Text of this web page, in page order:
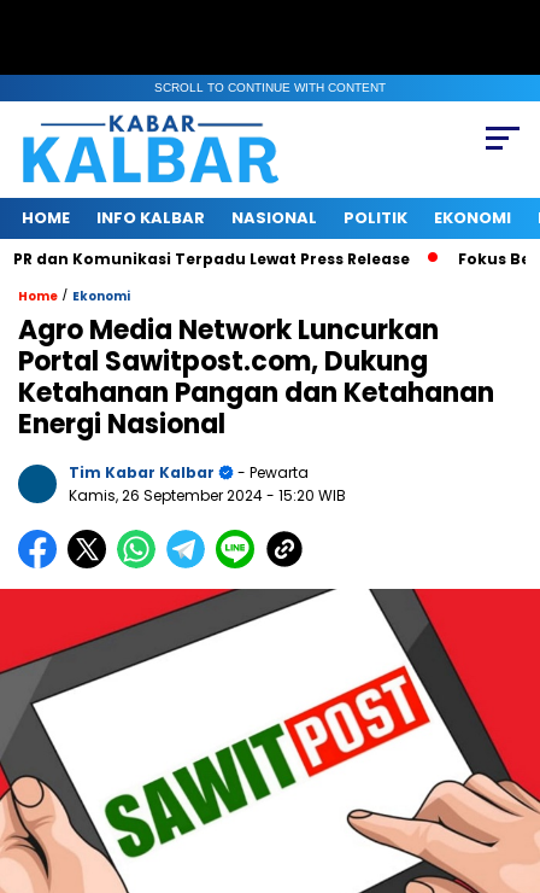
SCROLL TO CONTINUE WITH CONTENT
HOME INFO KALBAR NASIONAL POLITIK EKONOMI
Komunikasi Terpadu Lewat Press Release Fokus
Home / Ekonomi
Agro Media Network Luncurkan
Portal Sawitpost.com, Dukung
Ketahanan Pangan dan Ketahanan
Energi Nasional
Tim Kabar Kalbar
- Pewarta
Kamis, 26 September 2024- 15:20 WIB